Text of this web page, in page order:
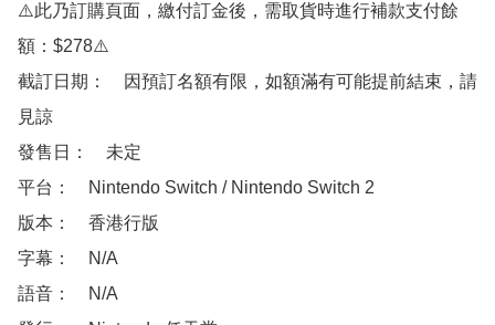
⚠️此乃訂購頁面，繳付訂金後，需取貨時進行補款支付餘
額：$278⚠️
截訂日期：　因預訂名額有限，如額滿有可能提前結束，請
見諒
發售日：　未定
平台：　Nintendo Switch / Nintendo Switch 2
版本：　香港行版
字幕：　N/A
語音：　N/A